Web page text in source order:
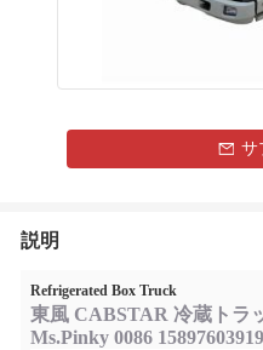
サ
説明
Refrigerated Box Truck
東風 CABSTAR 冷蔵トラ
Ms.Pinky 0086